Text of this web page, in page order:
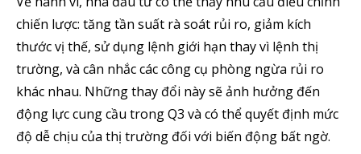
5,320 2,500 58,000
Subscribers
chiến lược: tăng tần suất rà soát rủi ro, giảm kích
thước vị thế, sử dụng lệnh giới hạn thay vì lệnh thị
trường, và cân nhắc các công cụ phòng ngừa rủi ro
khác nhau. Những thay đổi này sẽ ảnh hưởng đến
động lực cung cầu trong Q3 và có thể quyết định mức
độ dễ chịu của thị trường đối với biến động bất ngờ.